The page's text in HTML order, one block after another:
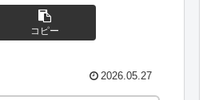
コピー
2026.05.27